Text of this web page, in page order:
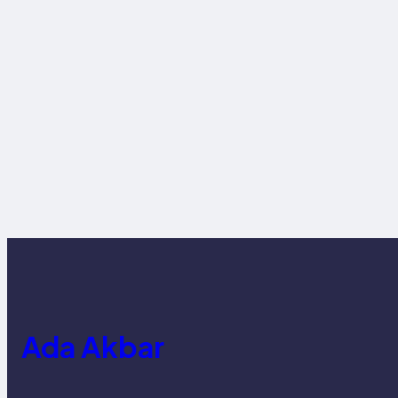
Ada Akbar